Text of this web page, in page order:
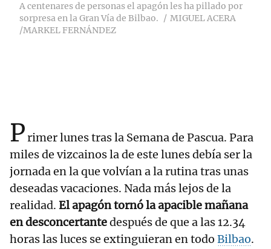
A centenares de personas el apagón les ha pillado por
sorpresa en la Gran Vía de Bilbao.
MIGUEL ACERA
/MARKEL FERNÁNDEZ
Primer lunes tras la Semana de Pascua. Para
miles de vizcainos la de este lunes debía ser la
jornada en la que volvían a la rutina tras unas
deseadas vacaciones. Nada más lejos de la
realidad. El apagón tornó la apacible mañana
en desconcertantedespués de que a las 12.34
horas las luces se extinguieran en todo Bilbao.